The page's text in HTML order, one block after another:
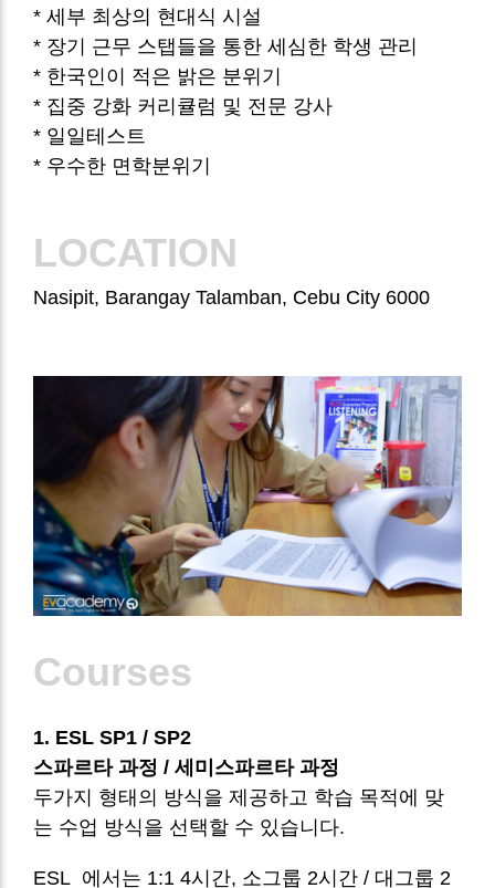
* 세부 최상의 현대식 시설
* 장기 근무 스탭들을 통한 세심한 학생 관리
* 한국인이 적은 밝은 분위기
* 집중 강화 커리큘럼 및 전문 강사
* 일일테스트
* 우수한 면학분위기
LOCATION
Nasipit, Barangay Talamban, Cebu City 6000
Courses
1. ESL SP1 / SP2
스파르타 과정 / 세미스파르타 과정
두가지 형태의 방식을 제공하고 학습 목적에 맞
는 수업 방식을 선택할 수 있습니다.
ESL 에서는 1:1 4시간, 소그룹 2시간 / 대그룹 2